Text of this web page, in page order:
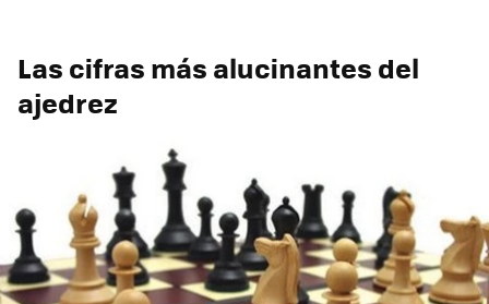
Las cifras más alucinantes del
ajedrez